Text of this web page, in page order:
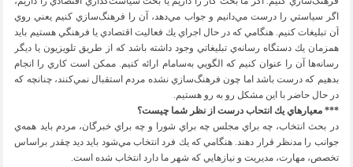
اگر سياستي را درست مي‌دانيم و جواب مي‌دهد، آن را فرهنگ‌سازي كنيم يعني روي
آن تبليغات كنيم. هنگامي كه در حال اجراي يك فعاليت اقتصادي يا فرهنگي هستيم بايد
همزمان يك دستگاه رسانه‌ي تبليغاتي وجود داشته باشد كه از طريق تلويزيون يا ديگر
رسانه‌ها آن را عنوان كنيم كه الگويي به‌سامام ارائه كنيم. ممكن است كاري را انجام
بدهيم كه درست باشد اما چون فرهنگ‌سازي نشده مردم استقبال نمي‌كنند، چنانچه كه
در حال حاضر با اين مشكل رو به رو هستيم.
*** معيارهاي يك انتحاب درست از نظر شما چيست؟
در بحث انتخاب، چه براي مجلس چه براي شورا و چه براي خبرگان، مردم بايد همه‌ي
جوانب را مدنظر قرار دهند. هنگامي كه يك فرد انتخاب مي‌شود بايد ديد چقدر براساس
تخصص، مهارت، مديريت و نيازهايي كه شهر ما دارد انتخاب شده است.